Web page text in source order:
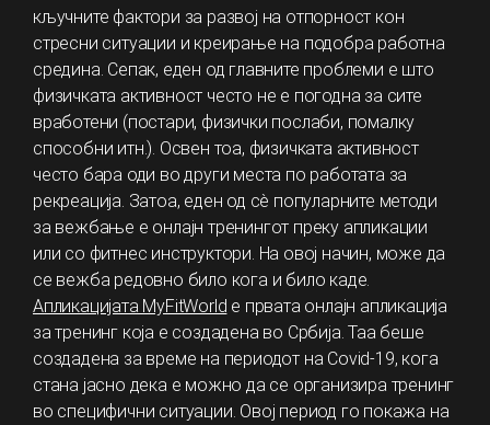
кључните фактори за развој на отпорност кон
стресни ситуации и креирање на подобра работна
средина. Сепак, еден од главните проблеми е што
физичката активност често не е погодна за сите
вработени (постари, физички послаби, помалку
способни итн.). Освен тоа, физичката активност
често бара оди во други места по работата за
рекреација. Затоа, еден од сè популарните методи
за вежбање е онлајн тренингот преку апликации
или со фитнес инструктори. На овој начин, може да
се вежба редовно било кога и било каде.
Апликацијата MyFitWorld е првата онлајн апликација
за тренинг која е создадена во Србија. Таа беше
создадена за време на периодот на Covid-19, кога
стана јасно дека е можно да се организира тренинг
во специфични ситуации. Овој период го покажа на